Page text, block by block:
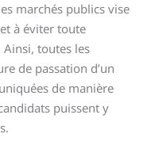
marchés publics vise
à éviter toute
toutes les
de passation d’un
de manière
puissent y